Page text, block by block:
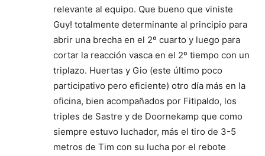
relevante al equipo. Que bueno que viniste
Guy! totalmente determinante al principio para
abrir una brecha en el 2º cuarto y luego para
cortar la reacción vasca en el 2º tiempo con un
triplazo. Huertas y Gio (este último poco
participativo pero eficiente) otro día más en la
oficina, bien acompañados por Fitipaldo, los
triples de Sastre y de Doornekamp que como
siempre estuvo luchador, más el tiro de 3-5
metros de Tim con su lucha por el rebote